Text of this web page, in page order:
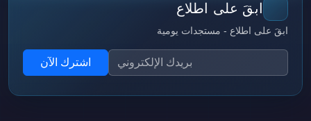
ابقَ على اطلاع
ابقَ على اطلاع - مستجدات يومية
اشترك الآن